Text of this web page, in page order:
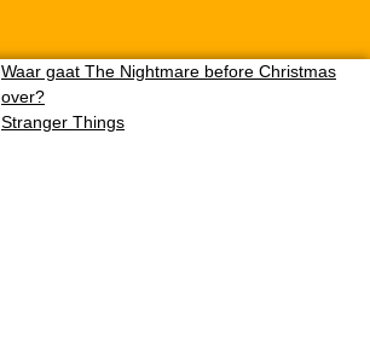
Waar gaat The Nightmare before Christmas
over?
Stranger Things